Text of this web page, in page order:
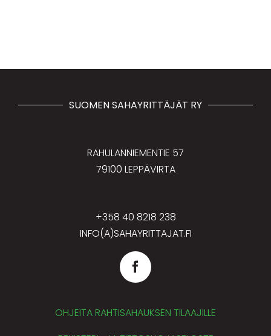
SUOMEN SAHAYRITTÄJÄT RY
RAHULANNIEMENTIE 57
79100 LEPPÄVIRTA
+358 40 8218 238
INFO(A)SAHAYRITTAJAT.FI
OHJEITA RAHTISAHAUKSEN TILAAJILLE